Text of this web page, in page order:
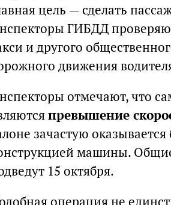
цель — сделать
ГИБДД
и другого
движения
отмечают, что
превышение
зачастую
машины.
15 октября.
операция не